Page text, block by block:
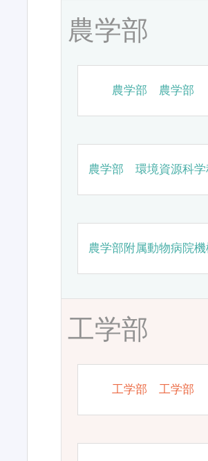
農学部
農学部 農学部
農学部 環境資源科学
農学部附属動物病院
工学部
工学部 工学部